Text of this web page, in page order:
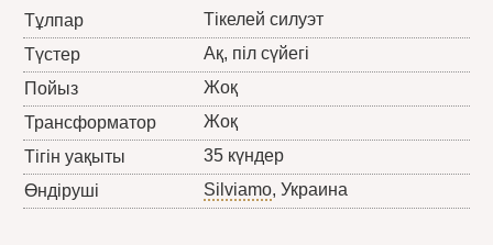
Тұлпар
Тікелей силуэт
Түстер
Ақ, піл сүйегі
Пойыз
Жоқ
Трансформатор
Жоқ
Тігін уақыты
35 күндер
Өндіруші
Silviamo, Украина